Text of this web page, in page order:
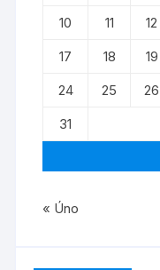
10
11 12
17
18 19
24
25 26
31
« Úno